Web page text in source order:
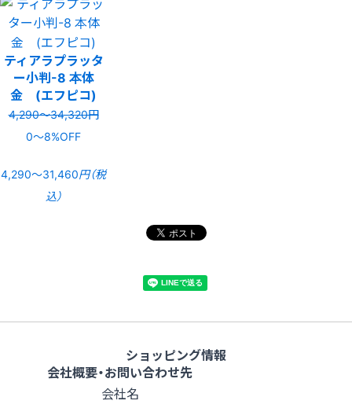
ティアラプラッタ
ー小判-8 本体
金 (エフピコ)
4,290〜34,320円
0〜8%OFF
4,290〜31,460円（税
込）
ショッピング情報
会社概要・お問い合わせ先
会社名